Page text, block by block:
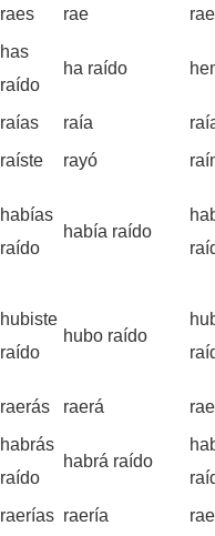
raes rae
has
raído
ha raído
raías raía
raíste rayó
habías
raído
había raído
hubiste
raído
hubo raído
raerás raerá
habrás
raído
habrá raído
raerías raería